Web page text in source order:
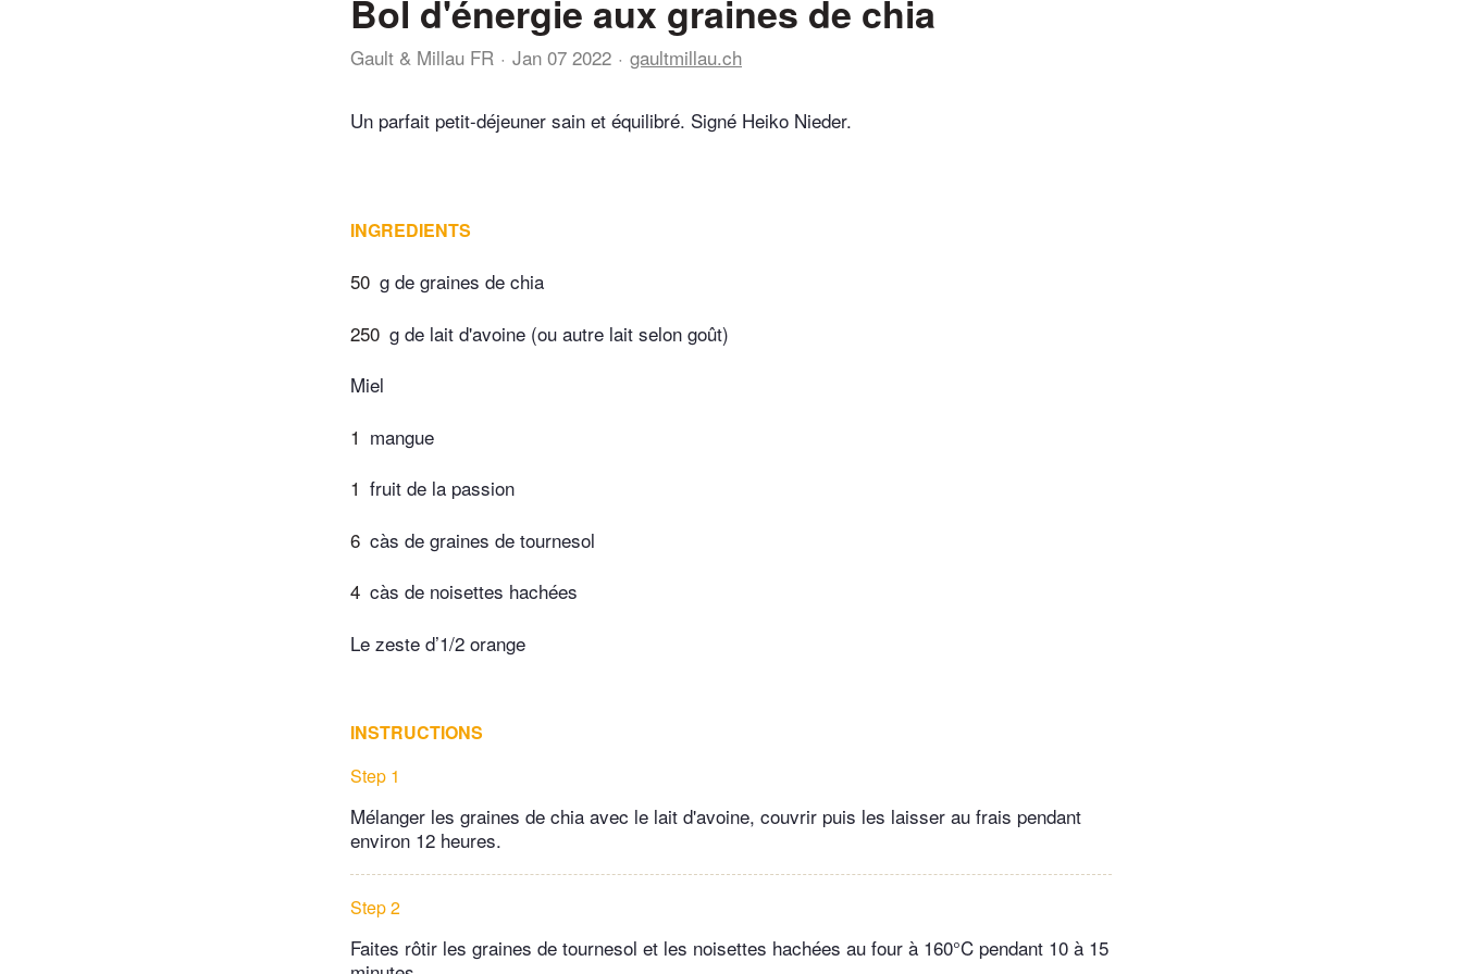
Bol d'énergie aux graines de chia
Gault & Millau FR Jan 07 2022 gaultmillau.ch
Un parfait petit-déjeuner sain et équilibré. Signé Heiko Nieder.
INGREDIENTS
50 g de graines de chia
250 g de lait d'avoine (ou autre lait selon goût)
Miel
1 mangue
1 fruit de la passion
6 càs de graines de tournesol
4 càs de noisettes hachées
Le zeste d’1/2 orange
INSTRUCTIONS
Step 1
Mélanger les graines de chia avec le lait d'avoine, couvrir puis les laisser au frais pendant
environ 12 heures.
Step 2
Faites rôtir les graines de tournesol et les noisettes hachées au four à 160°C pendant 10 à 15